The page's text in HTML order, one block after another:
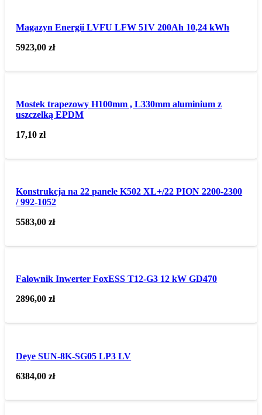
Magazyn Energii LVFU LFW 51V 200Ah 10,24 kWh
5923,00zł
Mostek trapezowy H100mm , L330mm aluminium z
uszczelką EPDM
17,10zł
Konstrukcja na 22 panele K502 XL+/22 PION 2200-2300
/ 992-1052
5583,00zł
Falownik Inwerter FoxESS T12-G3 12 kW GD470
2896,00zł
Deye SUN-8K-SG05 LP3 LV
6384,00zł